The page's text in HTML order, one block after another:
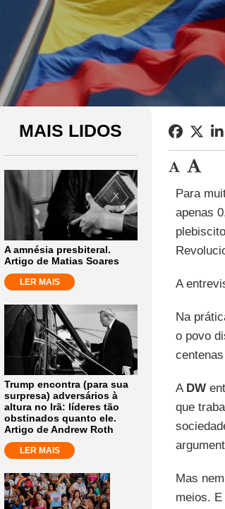
MAIS LIDOS
A amnésia presbiteral.
Artigo de Matias Soares
LER MAIS
Trump encontra (para sua
surpresa) adversários à
altura no Irã: líderes tão
obstinados quanto ele.
Artigo de Andrew Roth
LER MAIS
Para
apenas
A
Na
o povo
A DW
que
Mas
meios.